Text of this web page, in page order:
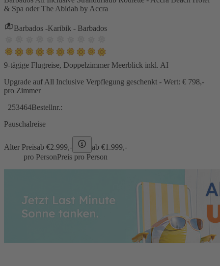
& Spa oder The Abidah by Accra
Barbados -Karibik - Barbados
9-tägige Flugreise, Doppelzimmer Meerblick inkl. AI
Upgrade auf All Inclusive Verpflegung geschenkt - Wert: € 798,-
pro Zimmer
253464Bestellnr.:
Pauschalreise
Alter Preisab €2.999,- ab €1.999,-
pro PersonPreis pro Person